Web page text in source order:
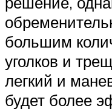
большим
уголков и
легкий и
будет более